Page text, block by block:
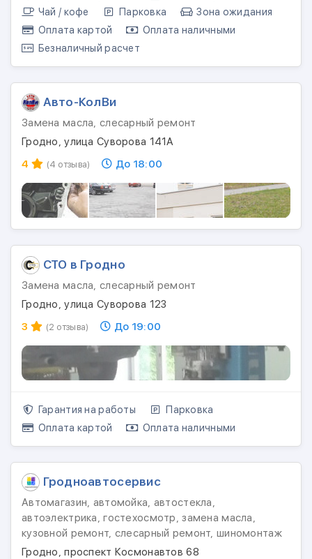
Чай / кофе
Парковка
Зона ожидания
Оплата картой
Оплата наличными
Безналичный расчет
Авто-КолВи
Замена масла, слесарный ремонт
Гродно, улица Суворова 141А
4
(4 отзыва) До 18:00
СТО в Гродно
Замена масла, слесарный ремонт
Гродно, улица Суворова 123
3
(2 отзыва) До 19:00
Гарантия на работы
Парковка
Оплата картой
Оплата наличными
Гродноавтосервис
Автомагазин, автомойка, автостекла,
автоэлектрика, гостехосмотр, замена масла,
кузовной ремонт, слесарный ремонт, шиномонтаж
Гродно, проспект Космонавтов 68